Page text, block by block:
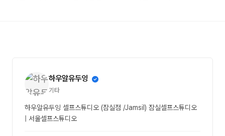
하우알유두잉
기타
하우알유두잉 셀프스튜디오 (잠실점 /Jamsil) 잠실셀프스튜디오
| 서울셀프스튜디오